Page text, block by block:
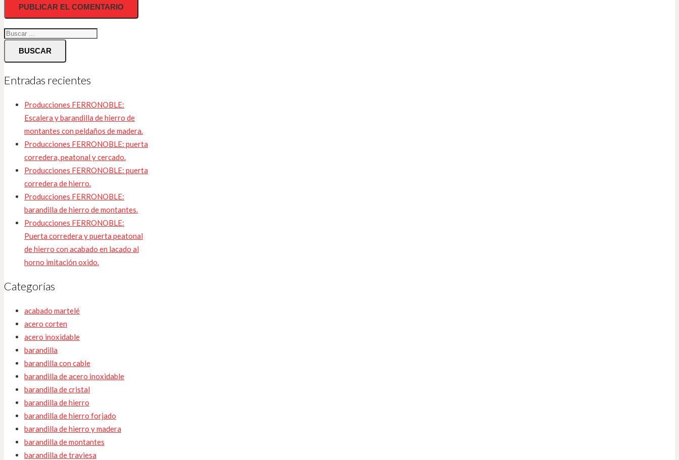
BUSCAR
Entradas recientes
Producciones FERRONOBLE:
Escalera y barandilla de hierro de
montantes con peldaños de madera.
Producciones FERRONOBLE: puerta
corredera, peatonal y cercado.
Producciones FERRONOBLE: puerta
corredera de hierro.
Producciones FERRONOBLE:
barandilla de hierro de montantes.
Producciones FERRONOBLE:
Puerta corredera y puerta peatonal
de hierro con acabado en lacado al
horno imitación oxido.
Categorías
acabado martelé
acero corten
acero inoxidable
barandilla
barandilla con cable
barandilla de acero inoxidable
barandilla de cristal
barandilla de hierro
barandilla de hierro forjado
barandilla de hierro y madera
barandilla de montantes
barandilla de traviesa